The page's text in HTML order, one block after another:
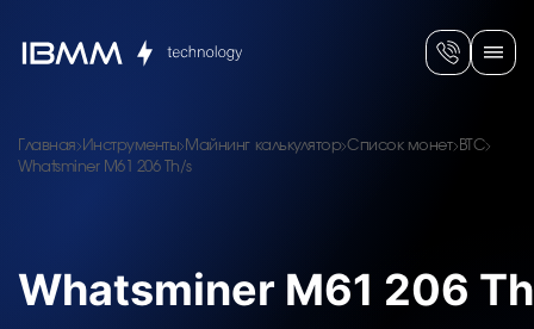
Главная Инструменты Майнинг калькулятор Список монет BTC
Whatsminer M61 206 Th/s
Whatsminer M61 206